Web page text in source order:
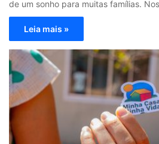
de um sonho para muitas famílias.
Leia mais »